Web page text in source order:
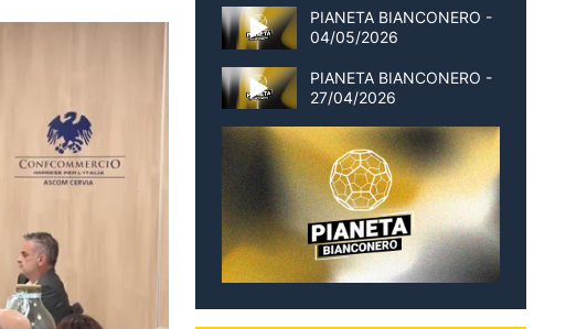
PIANETA BIANCONERO -
04/05/2026
PIANETA BIANCONERO -
27/04/2026